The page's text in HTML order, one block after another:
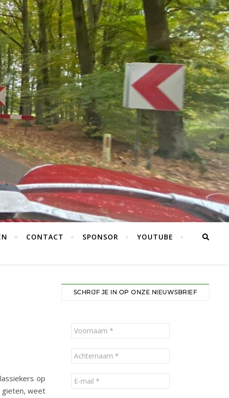
CONTACT SPONSOR YOUTUBE
op
gieten, weet
SCHRIJF JE IN OP ONZE NIEUWSBRIEF